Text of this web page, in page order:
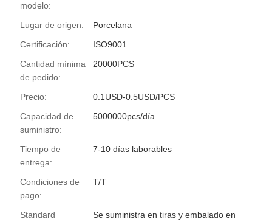
modelo:
Lugar de origen:
Porcelana
Certificación:
ISO9001
Cantidad mínima
de pedido:
20000PCS
Precio:
0.1USD-0.5USD/PCS
Capacidad de
suministro:
5000000pcs/día
Tiempo de
entrega:
7-10 días laborables
Condiciones de
pago:
T/T
Standard
Se suministra en tiras y embalado en